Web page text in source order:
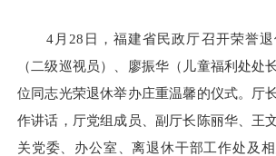
4月28日，福建省民政厅召开荣誉退
（二级巡视员）、廖振华（儿童福利处处
位同志光荣退休举办庄重温馨的仪式。厅
作讲话，厅党组成员、副厅长陈丽华、王
关党委、办公室、离退休干部工作处及